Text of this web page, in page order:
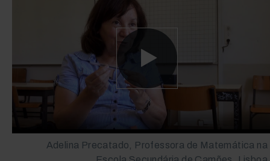
Adelina Precatado, Professora de Matemática na